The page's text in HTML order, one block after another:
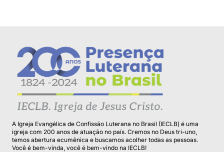
A Igreja Evangélica de Confissão Luterana no Brasil (IECLB) é uma
igreja com 200 anos de atuação no país. Cremos no Deus tri-uno,
temos abertura ecumênica e buscamos acolher todas as pessoas.
Você é bem-vinda, você é bem-vindo na IECLB!